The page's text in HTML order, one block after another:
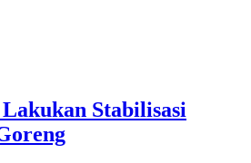
Stabilisasi